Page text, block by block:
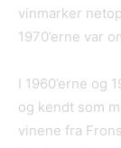
vinmarker
1970’erne var
I 1960’erne og
og kendt som
vinene fra